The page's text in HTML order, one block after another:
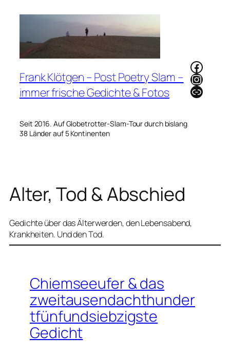
Frank Klötgen – Post Poetry Slam –
immer frische Gedichte & Fotos
Seit 2016. Auf Globetrotter-Slam-Tour durch bislang
38 Länder auf 5 Kontinenten
Link
Alter, Tod & Abschied
Gedichte über das Älterwerden, den Lebensabend,
Krankheiten. Und den Tod.
Chiemseeufer & das
zweitausendachthunder
tfünfundsiebzigste
Gedicht